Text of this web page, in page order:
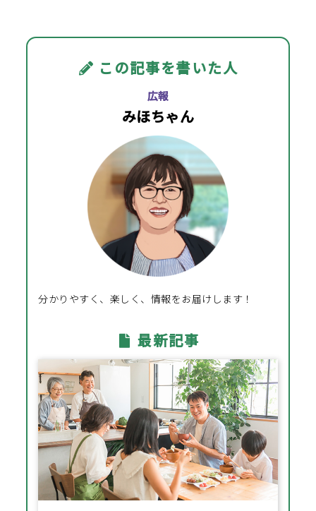
この記事を書いた人
広報
みほちゃん
分かりやすく、楽しく、情報をお届けします！
最新記事